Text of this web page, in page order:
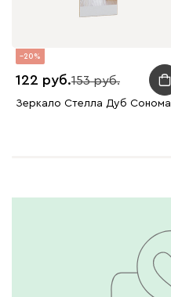
20
122 153
Зеркало Стелла Дуб Сонома